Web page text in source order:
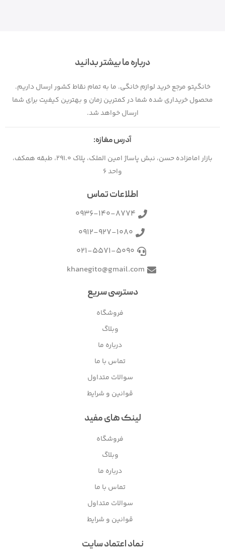
درباره ما بیشتر بدانید
خانگیتو مرجع خرید لوازم خانگی. ما به تمام نقاط کشور ارسال داریم.
محصول خریداری شده شما در کمترین زمان و بهترین کیفیت برای شما
ارسال خواهد شد.
آدرس مغازه:
بازار امامزاده حسن، نبش پاساژ امین الملک، پلاک 291.0، طبقه همکف،
واحد 6
اطلاعات تماس
0936-140-8774
0912-927-1080
021-5571-5090
khanegito@gmail.com
دسترسی سریع
فروشگاه
وبلاگ
درباره ما
تماس با ما
سوالات متداول
قوانین و شرایط
لینک های مفید
فروشگاه
وبلاگ
درباره ما
تماس با ما
سوالات متداول
قوانین و شرایط
نماد اعتماد سایت